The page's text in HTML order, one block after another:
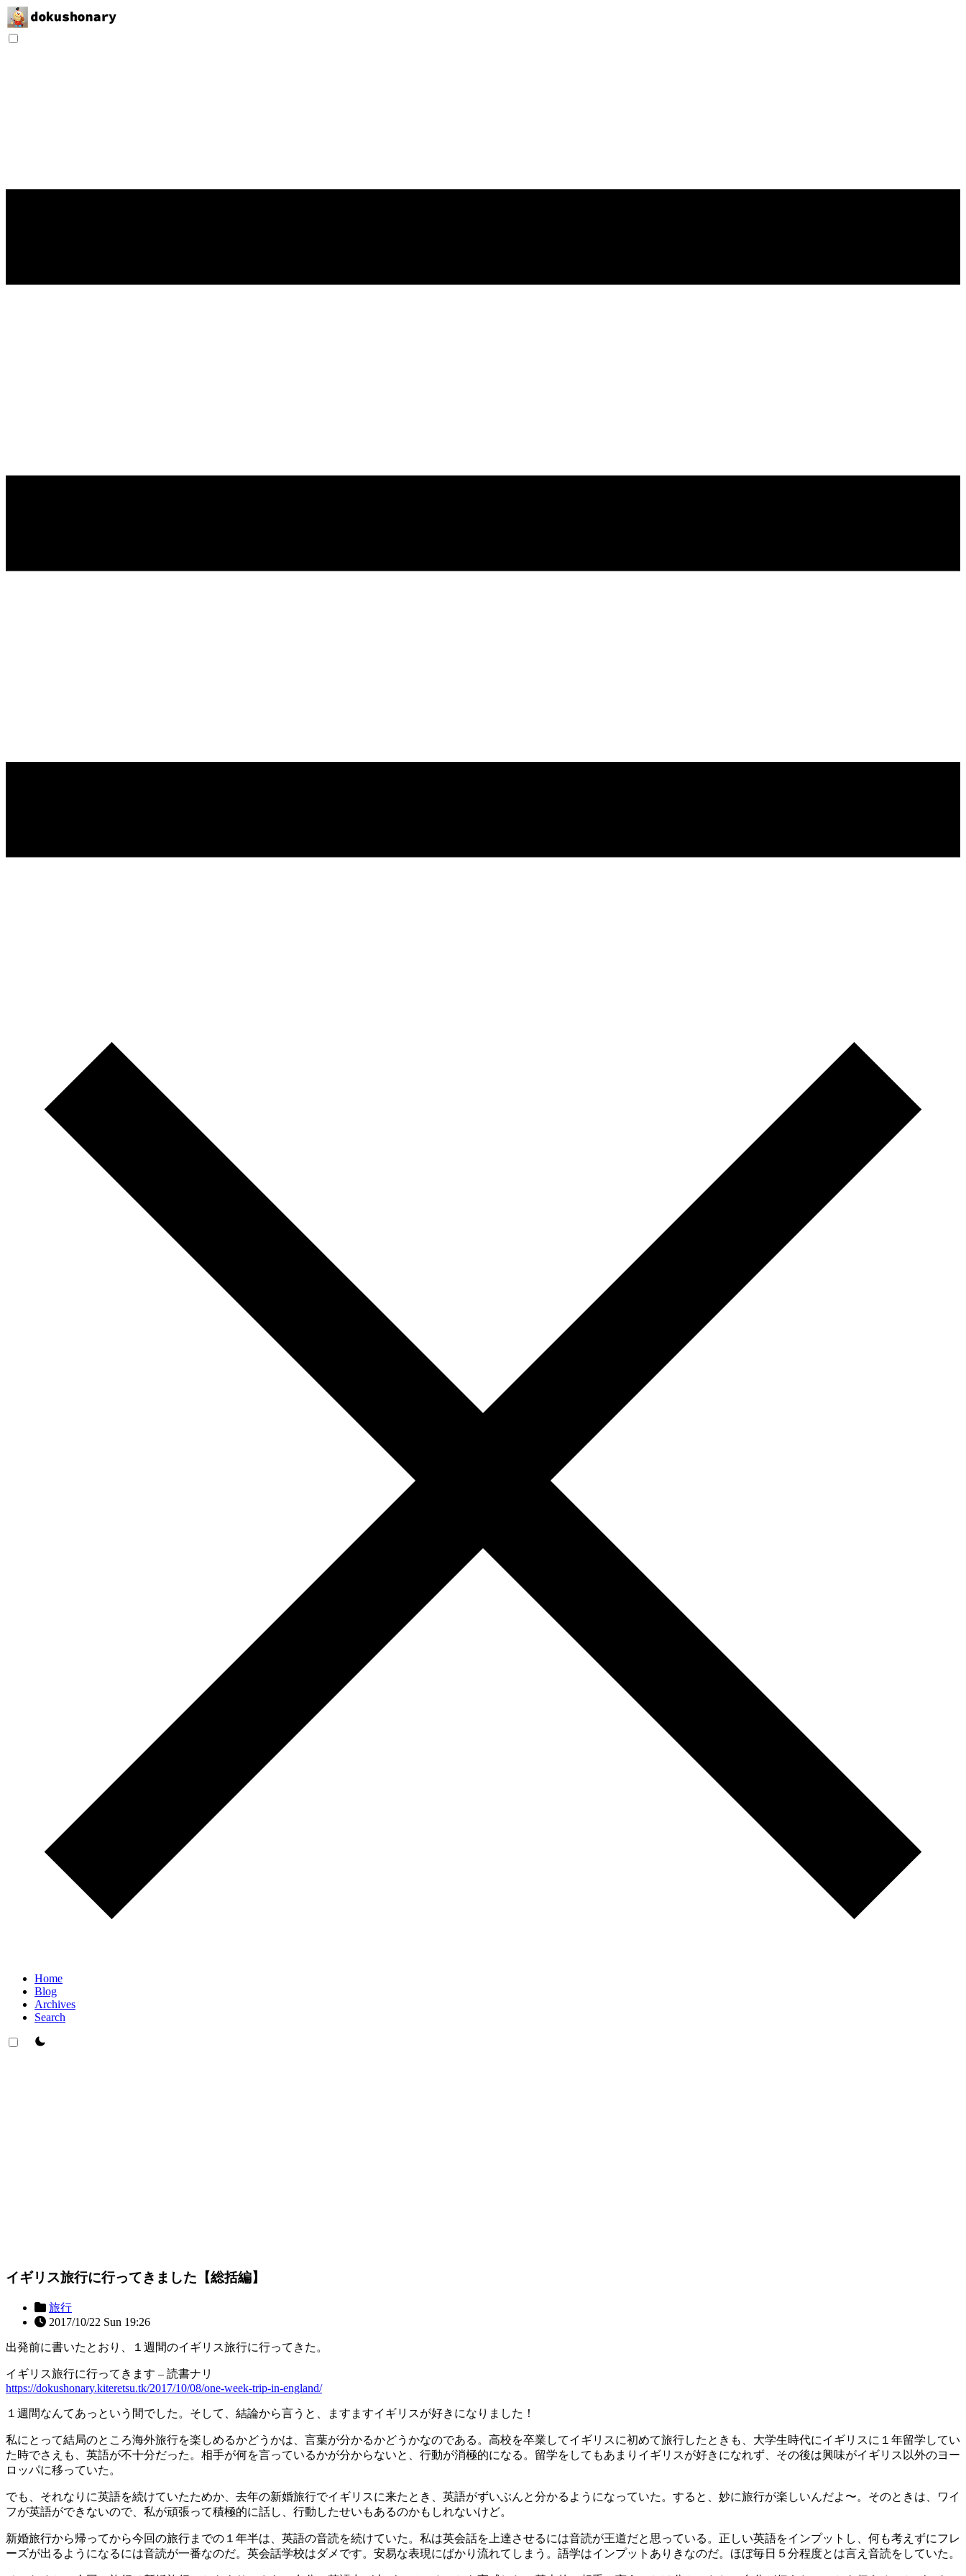
Home
Blog
Archives
Search
theme switcher
イギリス旅行に行ってきました【総括編】
旅行
2017/10/22 Sun 19:26
出発前に書いたとおり、１週間のイギリス旅行に行ってきた。
イギリス旅行に行ってきます – 読書ナリ
https://dokushonary.kiteretsu.tk/2017/10/08/one-week-trip-in-england/
１週間なんてあっという間でした。そして、結論から言うと、ますますイギリスが好きになりました！
私にとって結局のところ海外旅行を楽しめるかどうかは、言葉が分かるかどうかなのである。高校を卒業してイギリスに初めて旅行したときも、大学生時代にイギリスに１年留学してい
た時でさえも、英語が不十分だった。相手が何を言っているかが分からないと、行動が消極的になる。留学をしてもあまりイギリスが好きになれず、その後は興味がイギリス以外のヨー
ロッパに移っていた。
でも、それなりに英語を続けていたためか、去年の新婚旅行でイギリスに来たとき、英語がずいぶんと分かるようになっていた。すると、妙に旅行が楽しいんだよ〜。そのときは、ワイ
フが英語ができないので、私が頑張って積極的に話し、行動したせいもあるのかもしれないけど。
新婚旅行から帰ってから今回の旅行までの１年半は、英語の音読を続けていた。私は英会話を上達させるには音読が王道だと思っている。正しい英語をインプットし、何も考えずにフレ
ーズが出るようになるには音読が一番なのだ。英会話学校はダメです。安易な表現にばかり流れてしまう。語学はインプットありきなのだ。ほぼ毎日５分程度とは言え音読をしていた。